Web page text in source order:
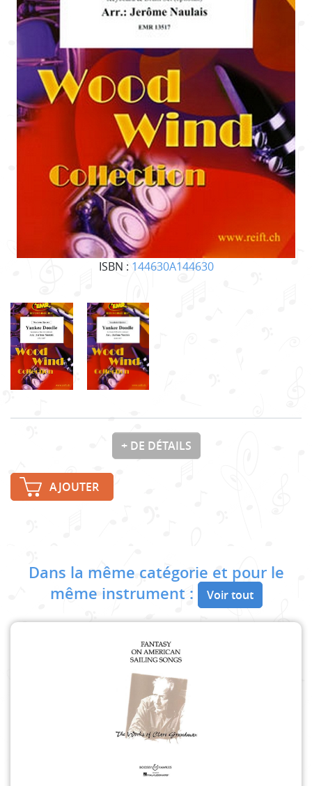
ISBN : 144630A144630
+ DE DÉTAILS
AJOUTER
Dans la même catégorie et pour le
même instrument :
Voir tout